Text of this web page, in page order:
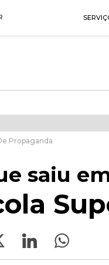
Propaganda
saiu